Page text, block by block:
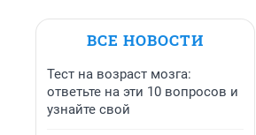
ВСЕ НОВОСТИ
Тест на возраст мозга:
ответьте на эти 10 вопросов и
узнайте свой